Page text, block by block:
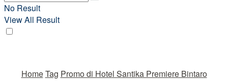
No Result
View All Result
HomeTag Promo di Hotel Santika Premiere Bintaro